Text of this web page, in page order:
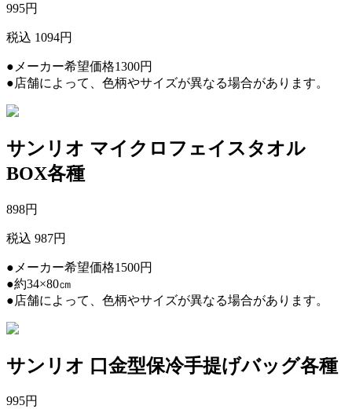
995円
税込 1094円
●メーカー希望価格1300円
●店舗によって、色柄やサイズが異なる場合があります。
サンリオ マイクロフェイスタオル
BOX各種
898円
税込 987円
●メーカー希望価格1500円
●約34×80㎝
●店舗によって、色柄やサイズが異なる場合があります。
サンリオ 口金型保冷手提げバッグ各種
995円